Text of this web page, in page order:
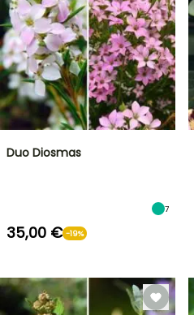
Duo Diosmas
7
35,00 € -19%